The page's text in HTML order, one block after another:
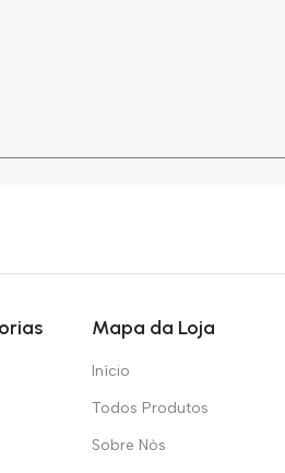
Mapa da Loja
Início
Todos Produtos
Sobre Nòs